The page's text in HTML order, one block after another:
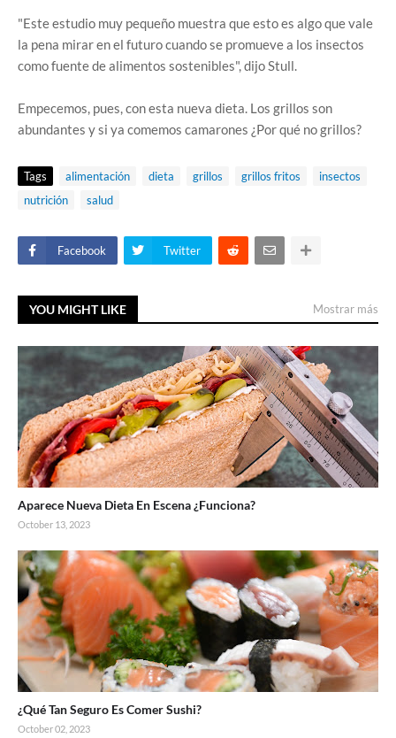
"Este estudio muy pequeño muestra que esto es algo que vale
la pena mirar en el futuro cuando se promueve a los insectos
como fuente de alimentos sostenibles", dijo Stull.
Empecemos, pues, con esta nueva dieta. Los grillos son
abundantes y si ya comemos camarones ¿Por qué no grillos?
Tags alimentación dieta grillos grillos fritos
insectos
nutrición
salud
Facebook Twitter
YOU MIGHT LIKE Mostrar más
Aparece Nueva Dieta En Escena ¿Funciona?
October 13, 2023
¿Qué Tan Seguro Es Comer Sushi?
October 02, 2023